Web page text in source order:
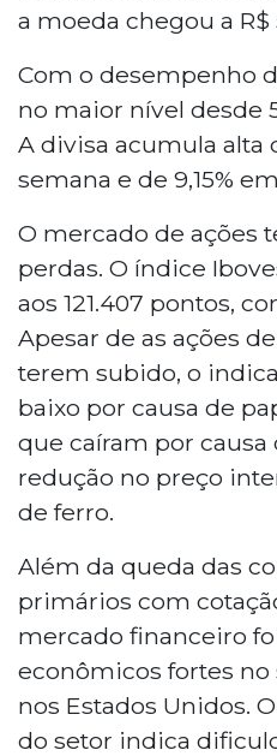
a moeda chegou a R$
Com o desempenho
no maior nível desde
A divisa acumula alta
semana e de 9,15%
O mercado de ações
perdas. O índice
aos 121.407 pontos,
Apesar de as ações
terem subido, o
baixo por causa de
que caíram por causa
redução no preço
de ferro.
Além da queda das
primários com
mercado financeiro
econômicos fortes no
nos Estados Unidos.
do setor indica